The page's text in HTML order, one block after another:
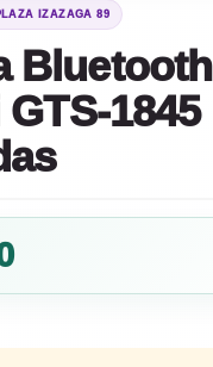
IZAZAGA 89
Bluetooth
1845